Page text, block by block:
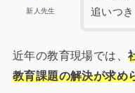
新人先生
追いつ
近年の教育現場では、
教育課題の解決が求め